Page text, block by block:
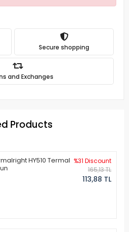
Secure shopping
and Exchanges
Products
HY510 Termal %31 Discount
165,13 TL
113,88 TL